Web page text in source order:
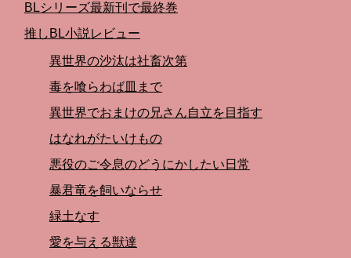
BLシリーズ最新刊で最終巻
推しBL小説レビュー
異世界の沙汰は社畜次第
毒を喰らわば皿まで
異世界でおまけの兄さん自立を目指す
はなれがたいけもの
悪役のご令息のどうにかしたい日常
暴君竜を飼いならせ
緑土なす
愛を与える獣達